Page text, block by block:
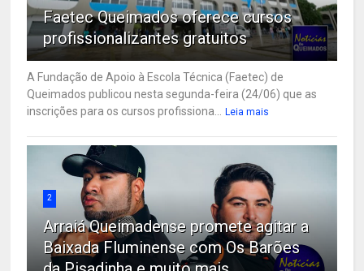
Faetec Queimados oferece cursos
profissionalizantes gratuitos
A Fundação de Apoio à Escola Técnica (Faetec) de
Queimados publicou nesta segunda-feira (24/06) que as
inscrições para os cursos profissiona... Leia mais
2
Arraiá Queimadense promete agitar a
Baixada Fluminense com Os Barões